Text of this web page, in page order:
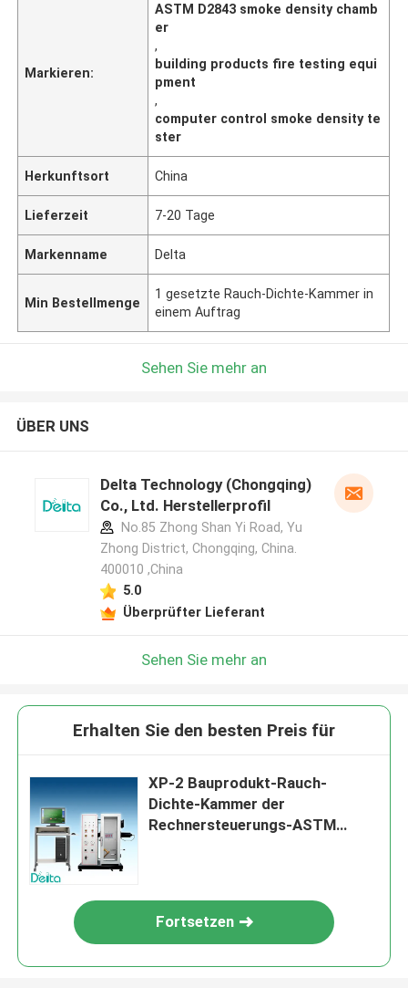
Markieren:
ASTM D2843 smoke density chamb
er
,
building products fire testing equi
pment
,
computer control smoke density te
ster
Herkunftsort China
Lieferzeit 7-20 Tage
Markenname Delta
Min Bestellmenge
1 gesetzte Rauch-Dichte-Kammer in
einem Auftrag
Sehen Sie mehr an
ÜBER UNS
Delta Technology (Chongqing)
Co., Ltd. Herstellerprofil
No.85 Zhong Shan Yi Road, Yu
Zhong District, Chongqing, China.
400010 ,China
5.0
Überprüfter Lieferant
Sehen Sie mehr an
Erhalten Sie den besten Preis für
XP-2 Bauprodukt-Rauch-
Dichte-Kammer der
Rechnersteuerungs-ASTM
Fortsetzen